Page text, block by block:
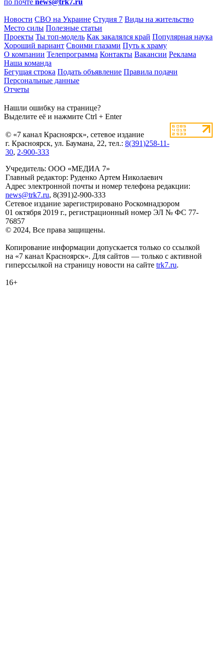
Новости СВО на Украине Студия 7 Виды на жительство
Место силы Полезные статьи
Проекты Ты топ-модель Как закалялся край Популярная наука
Хороший вариант Своими глазами Путь к храму
О компании Телепрограмма Контакты Вакансии Реклама
Наша команда
Бегущая строка Подать объявление Правила подачи
Персональные данные
Отчеты
Нашли ошибку на странице?
Выделите её и нажмите Ctrl + Enter
© «7 канал Красноярск», сетевое издание
г. Красноярск, ул. Баумана, 22, тел.: 8(391)258-11-
30, 2-900-333
Учредитель: ООО «МЕДИА 7»
Главный редактор: Руденко Артем Николаевич
Адрес электронной почты и номер телефона редакции:
news@trk7.ru, 8(391)2-900-333
Сетевое издание зарегистрировано Роскомнадзором
01 октября 2019 г., регистрационный номер ЭЛ № ФС 77-
76857
© 2024, Все права защищены.
Копирование информации допускается только со ссылкой
на «7 канал Красноярск». Для сайтов — только с активной
гиперссылкой на страницу новости на сайте trk7.ru.
16+